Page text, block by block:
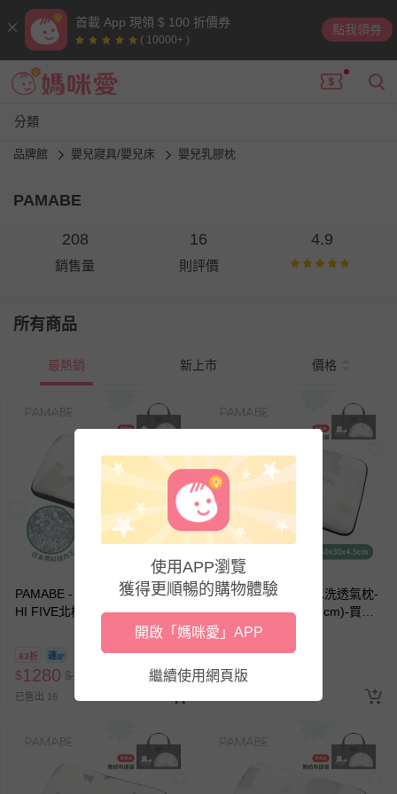
首載 App 現領 $ 100 折價券
( 10000+ )
點我領券
分類
品牌館 嬰兒寢具/嬰兒床 嬰兒乳膠枕
PAMABE
208
銷售量
16
則評價
4.9
所有商品
最熱銷 新上市 價格
PAMABE - 4D兒童水洗透氣枕-
HI FIVE北極熊
(50x30x4.5cm)-買就送無紡布
83折
$1280 $1550
已售出 16
PAMABE - 4D兒童水洗透氣枕-
Q比小象 (50x30x4.5cm)-買就
送無紡布外出提帶
83折
$1280
使用APP瀏覽
獲得更順暢的購物體驗
開啟「媽咪愛」APP
繼續使用網頁版